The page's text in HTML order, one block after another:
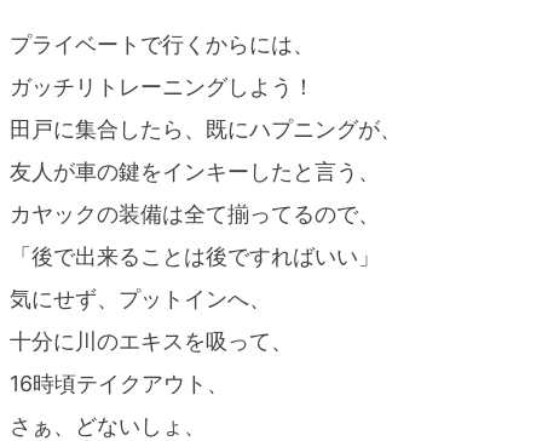
プライベートで行くからには、
ガッチリトレーニングしよう！
田戸に集合したら、既にハプニングが、
友人が車の鍵をインキーしたと言う、
カヤックの装備は全て揃ってるので、
「後で出来ることは後ですればいい」
気にせず、プットインへ、
十分に川のエキスを吸って、
16時頃テイクアウト、
さぁ、どないしょ、